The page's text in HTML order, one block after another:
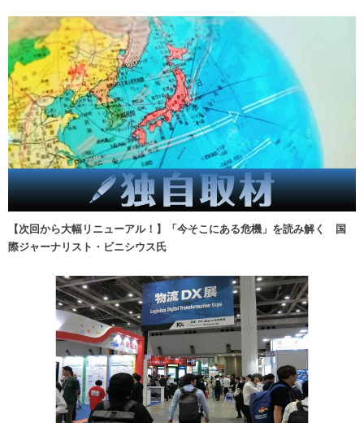
【次回から大幅リニューアル！】「今そこにある危機」を読み解く 国
際ジャーナリスト・ビニシウス氏